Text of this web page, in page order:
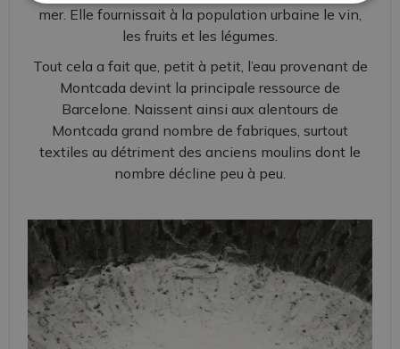
mer. Elle fournissait à la population urbaine le vin,
les fruits et les légumes.
Tout cela a fait que, petit à petit, l’eau provenant de
Montcada devint la principale ressource de
Barcelone. Naissent ainsi aux alentours de
Montcada grand nombre de fabriques, surtout
textiles au détriment des anciens moulins dont le
nombre décline peu à peu.